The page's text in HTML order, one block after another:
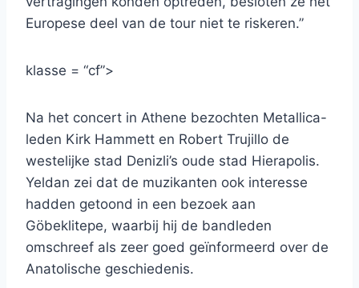
Europese deel van de tour niet te riskeren.”
klasse = “cf”>
Na het concert in Athene bezochten Metallica-
leden Kirk Hammett en Robert Trujillo de
westelijke stad Denizli’s oude stad Hierapolis.
Yeldan zei dat de muzikanten ook interesse
hadden getoond in een bezoek aan
Göbeklitepe, waarbij hij de bandleden
omschreef als zeer goed geïnformeerd over de
Anatolische geschiedenis.